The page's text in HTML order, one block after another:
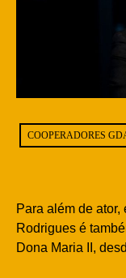
COOPERADORES
Para além de
Rodrigues é
Dona Maria II,